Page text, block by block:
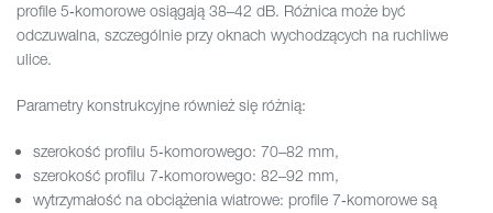
profile 5‑komorowe osiągają 38–42 dB. Różnica może być
odczuwalna, szczególnie przy oknach wychodzących na ruchliwe
ulice.
Parametry konstrukcyjne również się różnią:
szerokość profilu 5‑komorowego: 70–82 mm,
szerokość profilu 7‑komorowego: 82–92 mm,
wytrzymałość na obciążenia wiatrowe: profile 7‑komorowe są